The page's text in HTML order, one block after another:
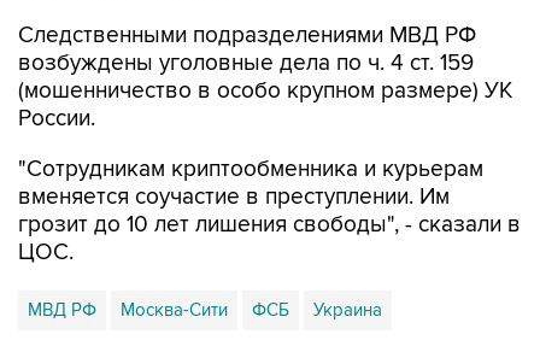
Следственными подразделениями МВД РФ
возбуждены уголовные дела по ч. 4 ст. 159
(мошенничество в особо крупном размере) УК
России.
"Сотрудникам криптообменника и курьерам
вменяется соучастие в преступлении. Им
грозит до 10 лет лишения свободы", - сказали в
ЦОС.
МВД РФ Москва-Сити ФСБ Украина